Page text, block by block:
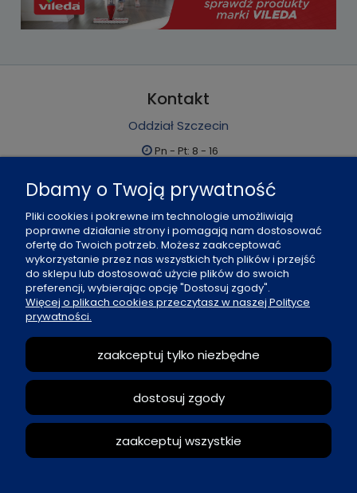
Kontakt
Oddział Szczecin
Pn - Pt: 8 - 16
91 484 07 06
biuro@office-land.pl
Fax: 91 484 49 27
O nas
Zasady sprzedaży
Reklamacje i zwroty
Moje konto
Dbamy o Twoją prywatność
Pliki cookies i pokrewne im technologie umożliwiają
poprawne działanie strony i pomagają nam dostosować
ofertę do Twoich potrzeb. Możesz zaakceptować
wykorzystanie przez nas wszystkich tych plików i przejść
do sklepu lub dostosować użycie plików do swoich
preferencji, wybierając opcję "Dostosuj zgody".
Więcej o plikach cookies przeczytasz w naszej Polityce
prywatności.
zaakceptuj tylko niezbędne
dostosuj zgody
zaakceptuj wszystkie